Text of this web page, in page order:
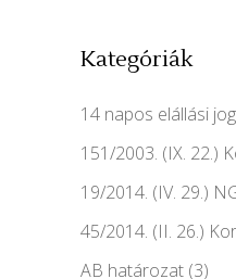
Kategóriák
14 napos elállási jog
151/2003. (IX. 22.)
19/2014. (IV. 29.)
45/2014. (II. 26.)
AB határozat (3)